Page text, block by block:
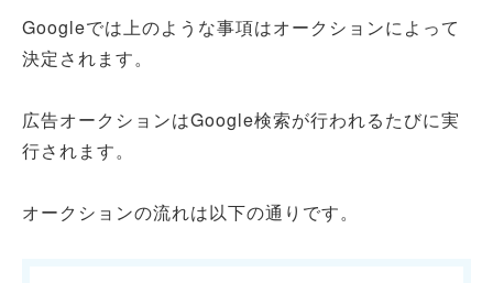
Googleでは上のような事項はオークションによって
決定されます。
広告オークションはGoogle検索が行われるたびに実
行されます。
オークションの流れは以下の通りです。